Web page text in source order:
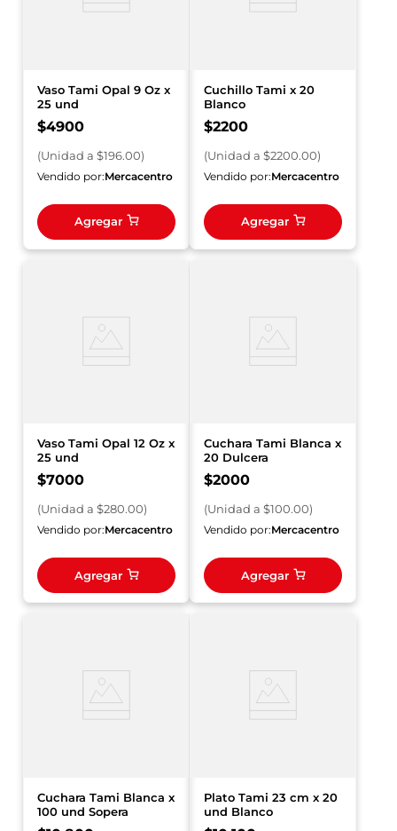
Vaso Tami Opal 9 Oz x
25 und
$4900
(Unidad a $196.00)
Vendido por:Mercacentro
Agregar
Cuchillo Tami x 20
Blanco
$2200
(Unidad a $2200.00)
Vendido por:Mercacentro
Agregar
Vaso Tami Opal 12 Oz x
25 und
$7000
(Unidad a $280.00)
Vendido por:Mercacentro
Agregar
Cuchara Tami Blanca x
20 Dulcera
$2000
(Unidad a $100.00)
Vendido por:Mercacentro
Agregar
Cuchara Tami Blanca x
100 und Sopera
Plato Tami 23 cm x 20
und Blanco